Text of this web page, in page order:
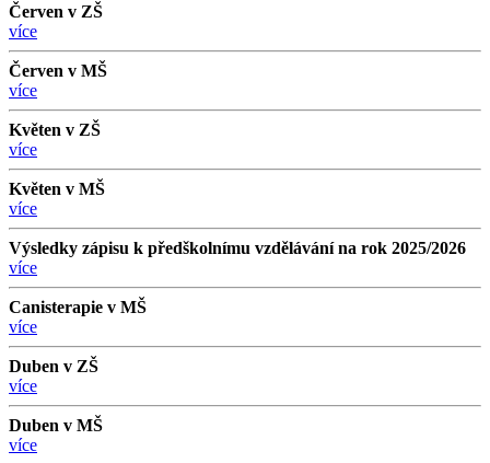
Červen v ZŠ
více
Červen v MŠ
více
Květen v ZŠ
více
Květen v MŠ
více
Výsledky zápisu k předškolnímu vzdělávání na rok 2025/2026
více
Canisterapie v MŠ
více
Duben v ZŠ
více
Duben v MŠ
více